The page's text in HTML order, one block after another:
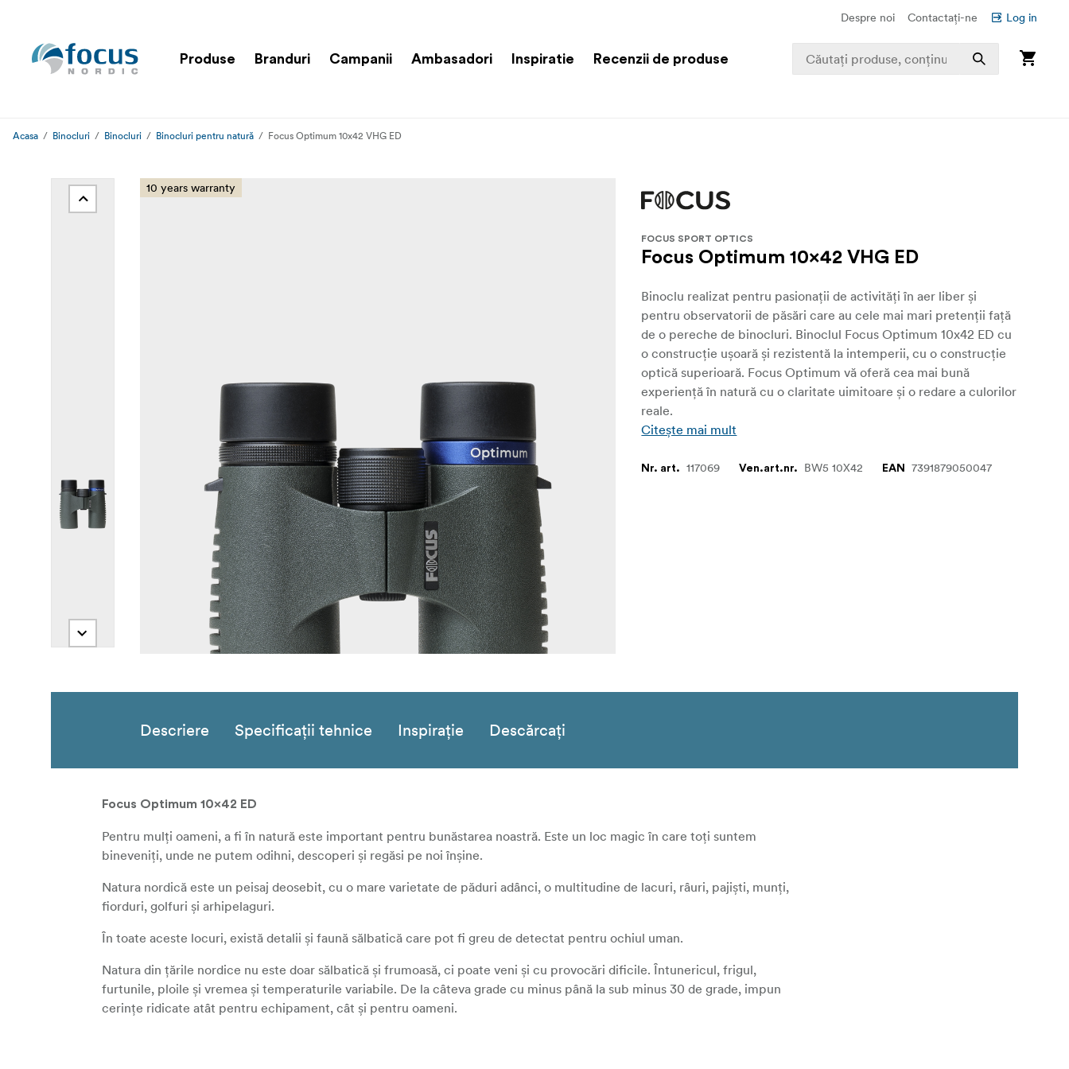
Despre noi Contactați-ne Log in
Produse Branduri Campanii Ambasadori Inspiratie Recenzii de produse
Acasa Binocluri Binocluri Binocluri pentru natură Focus Optimum 10x42 VHG ED
10 years warranty
FOCUS SPORT OPTICS
Focus Optimum 10x42 VHG ED
Binoclu realizat pentru pasionații de activități în aer liber și
pentru observatorii de păsări care au cele mai mari pretenții față
de o pereche de binocluri. Binoclul Focus Optimum 10x42 ED cu
o construcție ușoară și rezistentă la intemperii, cu o construcție
optică superioară. Focus Optimum vă oferă cea mai bună
experiență în natură cu o claritate uimitoare și o redare a culorilor
reale.
Citește mai mult
Nr. art. 117069 Ven.art.nr. BW5 10X42 EAN 7391879050047
Descriere Specificații tehnice Inspirație Descărcați
Focus Optimum 10x42 ED
Pentru mulți oameni, a fi în natură este important pentru bunăstarea noastră. Este un loc magic în care toți suntem
bineveniți, unde ne putem odihni, descoperi și regăsi pe noi înșine.
Natura nordică este un peisaj deosebit, cu o mare varietate de păduri adânci, o multitudine de lacuri, râuri, pajiști, munți,
fiorduri, golfuri și arhipelaguri.
În toate aceste locuri, există detalii și faună sălbatică care pot fi greu de detectat pentru ochiul uman.
Natura din țările nordice nu este doar sălbatică și frumoasă, ci poate veni și cu provocări dificile. Întunericul, frigul,
furtunile, ploile și vremea și temperaturile variabile. De la câteva grade cu minus până la sub minus 30 de grade, impun
cerințe ridicate atât pentru echipament, cât și pentru oameni.